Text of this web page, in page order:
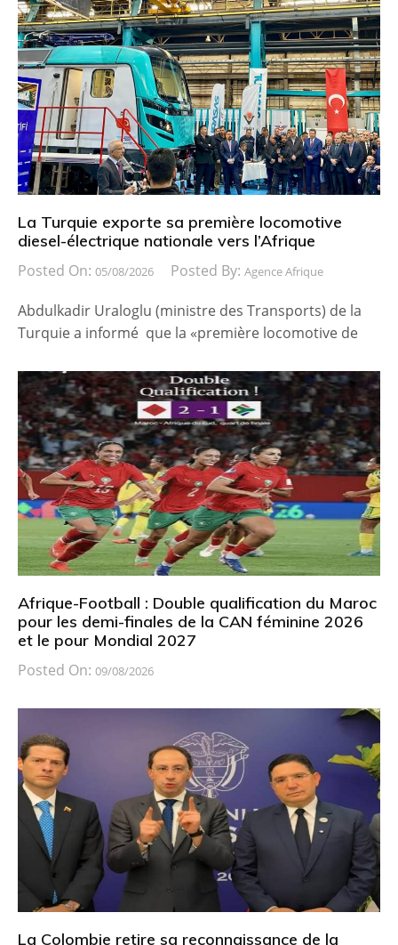
La Turquie exporte sa première locomotive
diesel-électrique nationale vers l’Afrique
Posted On: 05/08/2026 Posted By: Agence Afrique
Abdulkadir Uraloglu (ministre des Transports) de la
Turquie a informé que la «première locomotive de
Afrique-Football : Double qualification du Maroc
pour les demi-finales de la CAN féminine 2026
et le pour Mondial 2027
Posted On: 09/08/2026
La Colombie retire sa reconnaissance de la